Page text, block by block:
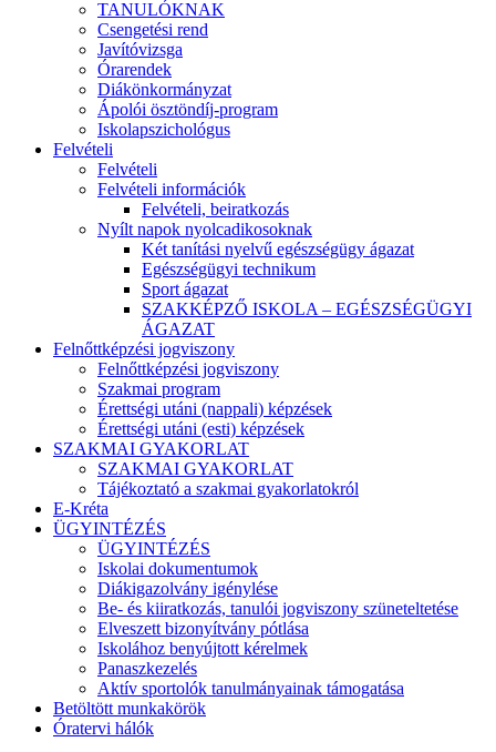
TANULÓKNAK
Csengetési rend
Javítóvizsga
Órarendek
Diákönkormányzat
Ápolói ösztöndíj-program
Iskolapszichológus
Felvételi
Felvételi
Felvételi információk
Felvételi, beiratkozás
Nyílt napok nyolcadikosoknak
Két tanítási nyelvű egészségügy ágazat
Egészségügyi technikum
Sport ágazat
SZAKKÉPZŐ ISKOLA – EGÉSZSÉGÜGYI
ÁGAZAT
Felnőttképzési jogviszony
Felnőttképzési jogviszony
Szakmai program
Érettségi utáni (nappali) képzések
Érettségi utáni (esti) képzések
SZAKMAI GYAKORLAT
SZAKMAI GYAKORLAT
Tájékoztató a szakmai gyakorlatokról
E-Kréta
ÜGYINTÉZÉS
ÜGYINTÉZÉS
Iskolai dokumentumok
Diákigazolvány igénylése
Be- és kiiratkozás, tanulói jogviszony szüneteltetése
Elveszett bizonyítvány pótlása
Iskolához benyújtott kérelmek
Panaszkezelés
Aktív sportolók tanulmányainak támogatása
Betöltött munkakörök
Óratervi hálók